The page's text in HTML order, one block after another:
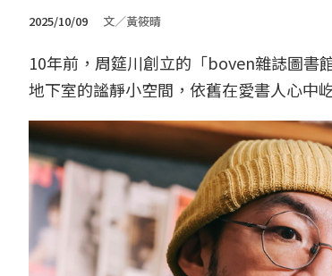
2025/10/09 文／黃筱晴
10年前，周筵川創立的「boven雜誌圖書
地下室的謐靜小空間，依舊在愛書人心中